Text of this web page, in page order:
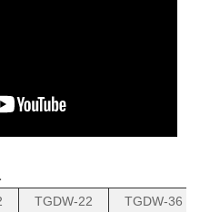
TGDW-22
TGDW-36